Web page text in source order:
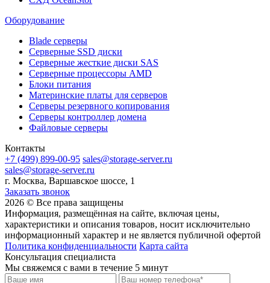
Оборудование
Blade серверы
Серверные SSD диски
Cерверные жесткие диски SAS
Серверные процессоры AMD
Блоки питания
Материнские платы для серверов
Серверы резервного копирования
Серверы контроллер домена
Файловые серверы
Контакты
+7 (499) 899-00-95 sales@storage-server.ru
sales@storage-server.ru
г. Москва, Варшавское шоссе, 1
Заказать звонок
2026 © Все права защищены
Информация, размещённая на сайте, включая цены,
характеристики и описания товаров, носит исключительно
информационный характер и не является публичной офертой
Политика конфиденциальности Карта сайта
Консультация специалиста
Мы свяжемся с вами в течение 5 минут